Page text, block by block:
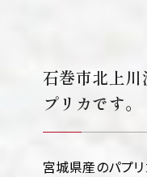
石巻市北上
プリカです。
宮城県産のパプ